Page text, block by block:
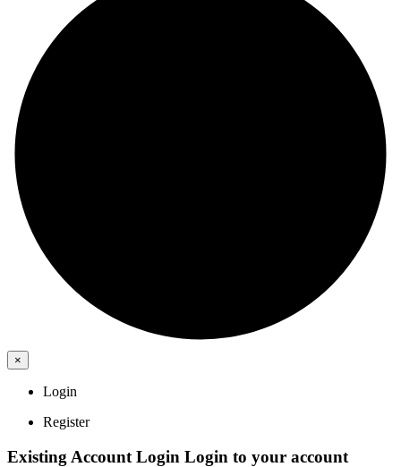
×
Login
Register
Existing Account Login Login to your account